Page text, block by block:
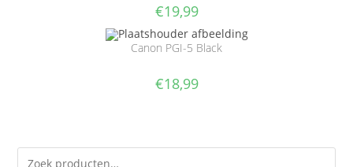
€19,99
Canon PGI-5 Black
€18,99